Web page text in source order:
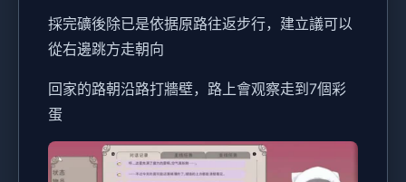
採完礦後除已是依据原路往返步行，建立議可以
從右邊跳方走朝向
回家的路朝沿路打牆壁，路上會观察走到7個彩
蛋